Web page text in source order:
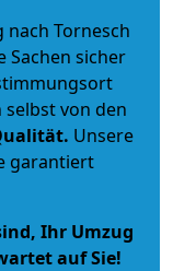
nach Tornesch
Sachen sicher
selbst von den
. Unsere
garantiert
Ihr Umzug
auf Sie!